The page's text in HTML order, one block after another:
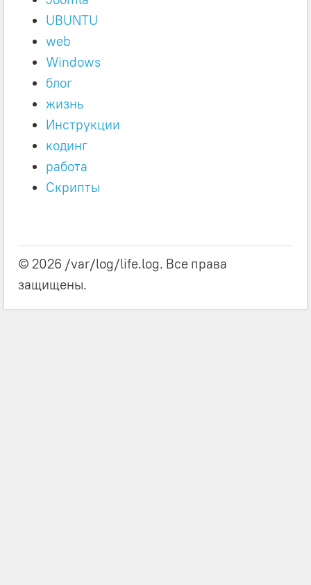
UBUNTU
web
Windows
блог
жизнь
Инструкции
кодинг
работа
Скрипты
© 2026 /var/log/life.log. Все права
защищены.